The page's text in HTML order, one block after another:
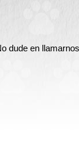
dude en